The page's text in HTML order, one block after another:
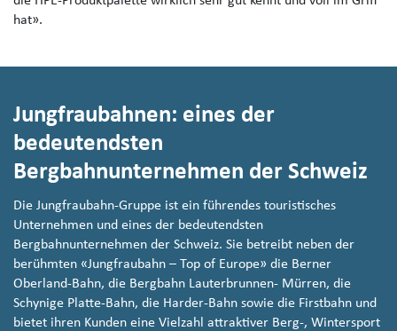
hat».
Jungfraubahnen: eines der
bedeutendsten
Bergbahnunternehmen der Schweiz
Die Jungfraubahn-Gruppe ist ein führendes touristisches
Unternehmen und eines der bedeutendsten
Bergbahnunternehmen der Schweiz. Sie betreibt neben der
berühmten «Jungfraubahn – Top of Europe» die Berner
Oberland-Bahn, die Bergbahn Lauterbrunnen- Mürren, die
Schynige Platte-Bahn, die Harder-Bahn sowie die Firstbahn und
bietet ihren Kunden eine Vielzahl attraktiver Berg-, Wintersport